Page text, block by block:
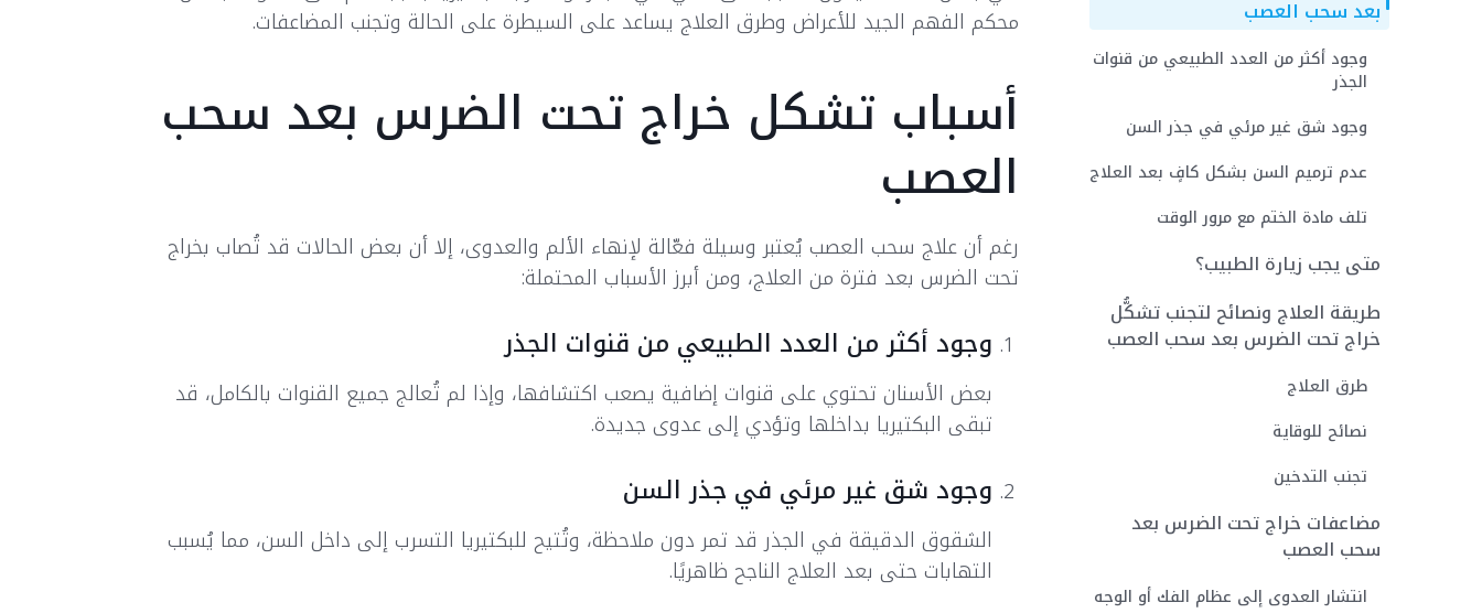
بعد سحب العصب
وجود أكثر من العدد الطبيعي من قنوات
الجذر
وجود شق غير مرئي في جذر السن
عدم ترميم السن بشكل كافٍ بعد العلاج
تلف مادة الختم مع مرور الوقت
متى يجب زيارة الطبيب؟
طريقة العلاج ونصائح لتجنب تشكُّل
خراج تحت الضرس بعد سحب العصب
طرق العلاج
نصائح للوقاية
تجنب التدخين
مضاعفات خراج تحت الضرس بعد
سحب العصب
انتشار العدوى إلى عظام الفك أو الوجه
محكم الفهم الجيد للأعراض وطرق العلاج يساعد على السيطرة على الحالة وتجنب المضاعفات.
أسباب تشكل خراج تحت الضرس بعد سحب
العصب
رغم أن علاج سحب العصب يُعتبر وسيلة فعّالة لإنهاء الألم والعدوى، إلا أن بعض الحالات قد تُصاب بخراج
تحت الضرس بعد فترة من العلاج، ومن أبرز الأسباب المحتملة:
وجود أكثر من العدد الطبيعي من قنوات الجذر
بعض الأسنان تحتوي على قنوات إضافية يصعب اكتشافها، وإذا لم تُعالج جميع القنوات بالكامل، قد
تبقى البكتيريا بداخلها وتؤدي إلى عدوى جديدة.
وجود شق غير مرئي في جذر السن
الشقوق الدقيقة في الجذر قد تمر دون ملاحظة، وتُتيح للبكتيريا التسرب إلى داخل السن، مما يُسبب
التهابات حتى بعد العلاج الناجح ظاهريًا.